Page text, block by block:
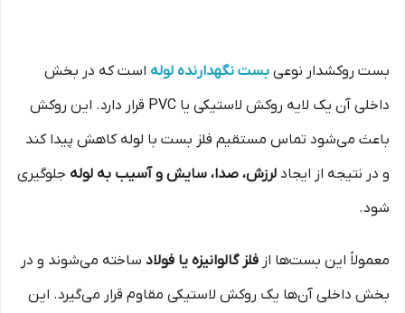
بست روکشدار نوعی بست نگهدارنده لوله است که در بخش
داخلی آن یک لایه روکش لاستیکی یا PVC قرار دارد. این روکش
باعث می‌شود تماس مستقیم فلز بست با لوله کاهش پیدا کند
و در نتیجه از ایجاد لرزش، صدا، سایش و آسیب به لوله جلوگیری
شود.
معمولاً این بست‌ها از فلز گالوانیزه یا فولاد ساخته می‌شوند و در
بخش داخلی آن‌ها یک روکش لاستیکی مقاوم قرار می‌گیرد. این